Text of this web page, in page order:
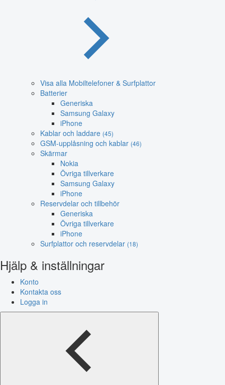
Visa alla Mobiltelefoner & Surfplattor
Batterier
Generiska
Samsung Galaxy
iPhone
Kablar och laddare (45)
GSM-upplåsning och kablar (46)
Skärmar
Nokia
Övriga tillverkare
Samsung Galaxy
iPhone
Reservdelar och tillbehör
Generiska
Övriga tillverkare
iPhone
Surfplattor och reservdelar (18)
Hjälp & inställningar
Konto
Kontakta oss
Logga in